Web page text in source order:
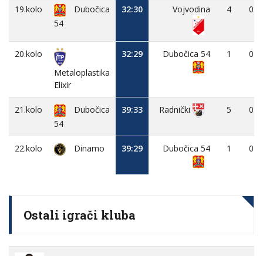
19.kolo
Dubočica
54
32:30 Vojvodina 4 0
20.kolo
Metaloplastika
Elixir
32:29 Dubočica 54 1 0
21.kolo
Dubočica
54
39:33 Radnički 5 0
22.kolo Dinamo 39:29 Dubočica 54 1 0
Ostali igrači kluba